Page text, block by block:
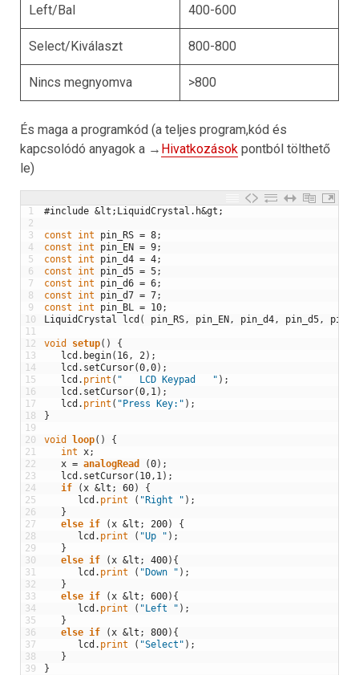
Left/Bal 400-600
Select/Kiválaszt 800-800
Nincs megnyomva >800
És maga a programkód (a teljes program,kód és
kapcsolódó anyagok a → Hivatkozások pontból tölthető
le)
1
2
3
4
5
6
7
8
9
10
11
12
13
14
15
16
17
18
19
20
21
22
23
24
25
26
27
28
29
30
31
32
33
34
35
36
37
38
39
#include &lt;LiquidCrystal.h&gt;
const int pin_RS = 8;
const
int pin_EN = 9;
const
int pin_d4 = 4;
const
int pin_d5 = 5;
const
int pin_d6 = 6;
const
int pin_d7 = 7;
const
int pin_BL = 10;
LiquidCrystal
lcd ( pin_RS , pin_EN , pin_d4 , pin_d5 ,
void setup( )
{
lcd . begin( 16 , 2 ) ;
lcd . setCursor(0 ,0) ;
lcd . print ( "   LCD Keypad   " ) ;
lcd . setCursor(0 , 1 ) ;
lcd . print ( "Press Key:" ) ;
}
void loop( )
{
int
x;
x = analogRead (0) ;
lcd . setCursor( 10 , 1 ) ;
if
( x &lt ; 60)
{
lcd . print ( "Right " ) ;
}
else if ( x &lt ; 200)
{
lcd . print ( "Up " ) ;
}
else if ( x &lt ; 400) {
lcd . print ( "Down " ) ;
}
else if ( x &lt ; 600) {
lcd . print ( "Left " ) ;
}
else if ( x &lt ; 800) {
lcd . print ( "Select" ) ;
}
}